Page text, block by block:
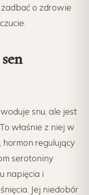
o zdrowie
snu, ale jest
właśnie z niej w
, hormon regulujący
serotoniny
napięcia i
Jej niedobór